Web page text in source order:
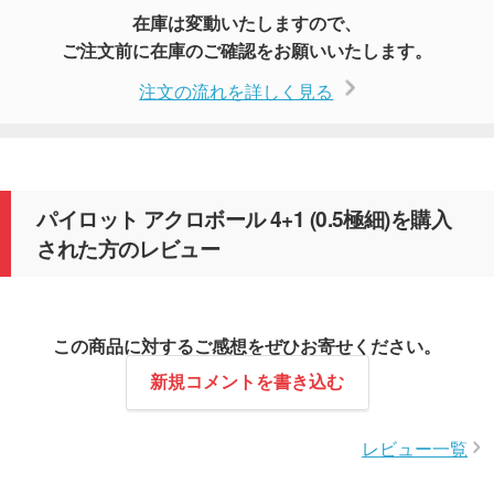
在庫は変動いたしますので、
ご注文前に在庫のご確認をお願いいたします。
注文の流れを詳しく見る
パイロット アクロボール 4+1 (0.5極細)を購入
された方のレビュー
この商品に対するご感想をぜひお寄せください。
新規コメントを書き込む
レビュー一覧